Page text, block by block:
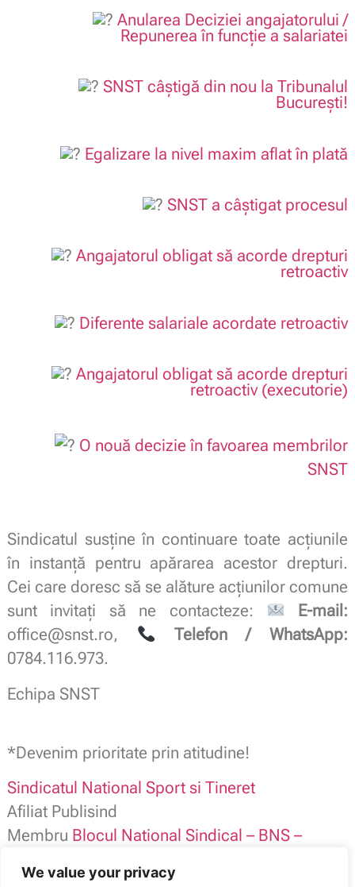
We value your privacy
Anularea Deciziei angajatorului /
Repunerea în funcție a salariatei
SNST câștigă din nou la Tribunalul
București!
Egalizare la nivel maxim aflat în plată
SNST a câștigat procesul
Angajatorul obligat să acorde drepturi
retroactiv
Diferente salariale acordate retroactiv
Angajatorul obligat să acorde drepturi
retroactiv (executorie)
O nouă decizie în favoarea membrilor
SNST
Sindicatul susține în continuare toate acțiunile
în instanță pentru apărarea acestor drepturi.
Cei care doresc să se alăture acțiunilor comune
sunt invitați să ne contacteze:
E-mail:
office@snst.ro,
Telefon / WhatsApp:
0784.116.973.
Echipa SNST
*Devenim prioritate prin atitudine!
Sindicatul National Sport si Tineret
Afiliat Publisind
Membru Blocul National Sindical – BNS –
SNST contact: 0784.116.973